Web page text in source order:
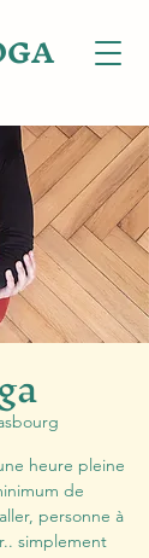
heure pleine
de
personne à
simplement